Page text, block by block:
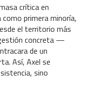
crítica en
primera minoría,
el territorio más
concreta —
de un
Así, Axel se
sino